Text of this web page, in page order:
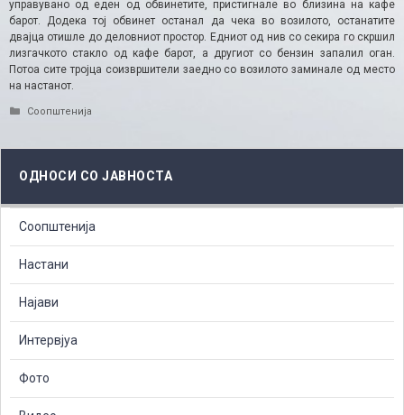
управувано од еден од обвинетите, пристигнале во близина на кафе
барот. Додека тој обвинет останал да чека во возилото, останатите
двајца отишле до деловниот простор. Едниот од нив со секира го скршил
лизгачкото стакло од кафе барот, а другиот со бензин запалил оган.
Потоа сите тројца соизвршители заедно со возилото заминале од место
на настанот.
Categories
Соопштенија
ОДНОСИ СО ЈАВНОСТА
Соопштенија
Настани
Најави
Интервјуа
Фото